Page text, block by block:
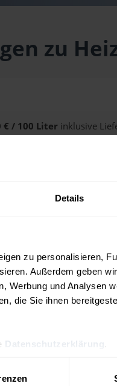
Details
zu personalisieren,
Außerdem geben
Werbung und Analysen
die Sie ihnen
Datenschutzerklärung
zu
€ / 100 Liter inklusive